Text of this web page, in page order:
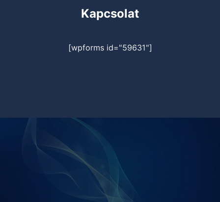
Kapcsolat
[wpforms id="59631"]